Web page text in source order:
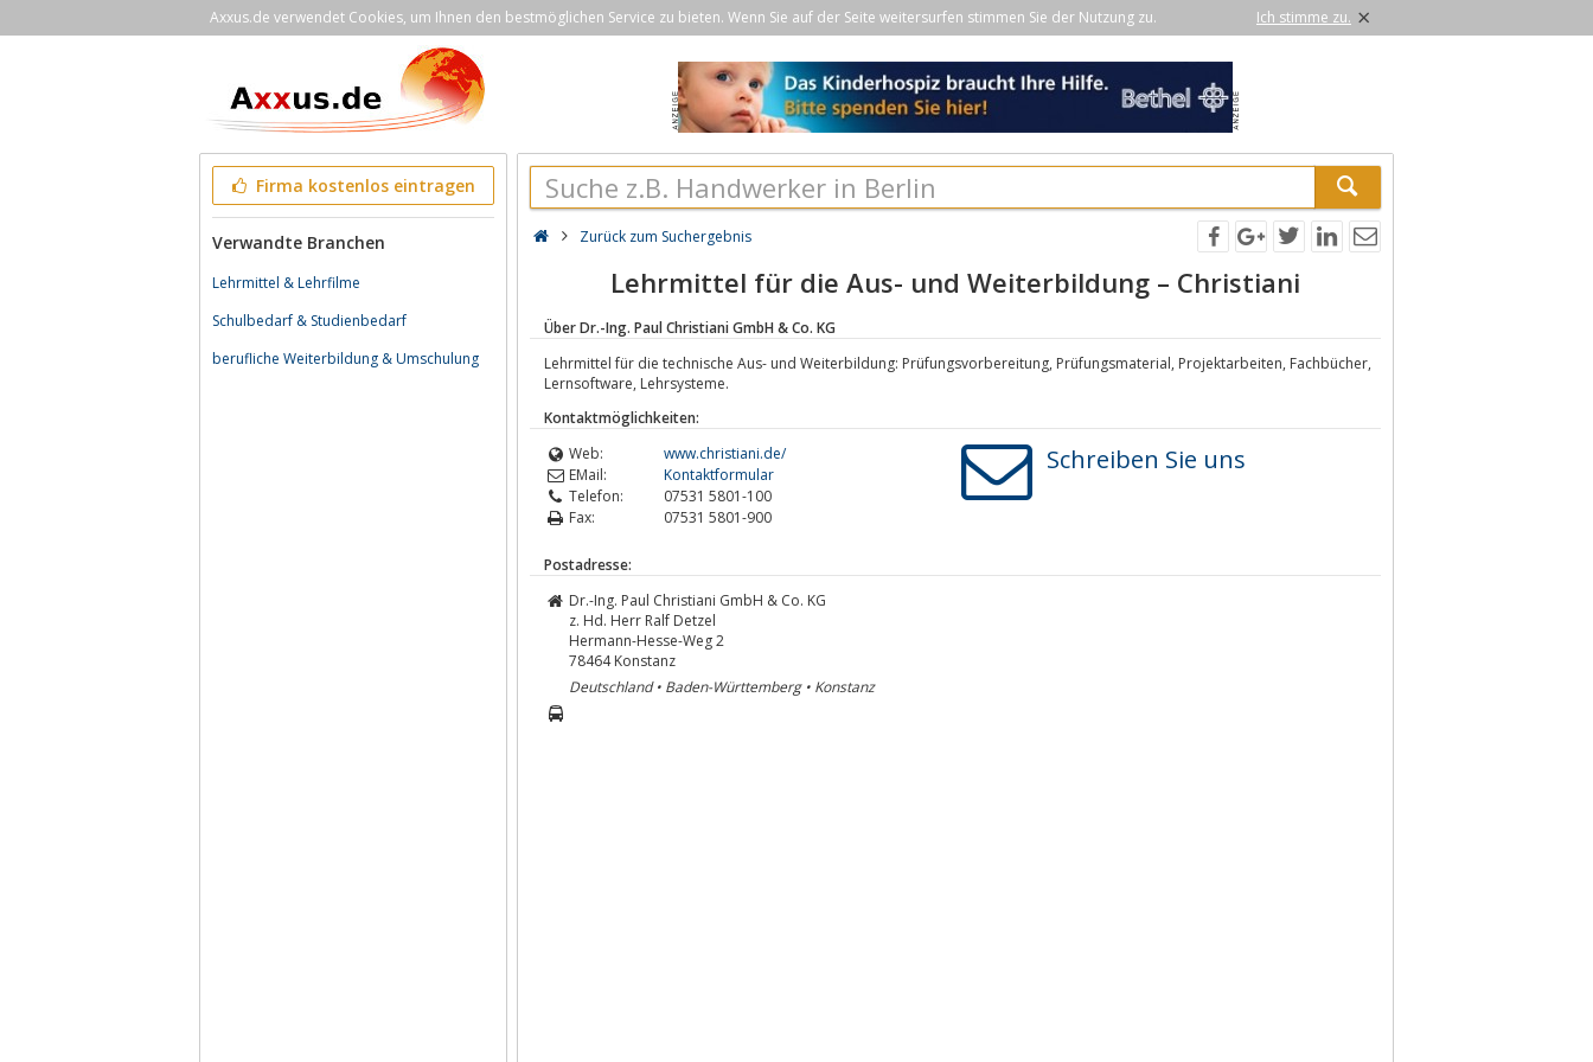
Axxus.de verwendet Cookies, um Ihnen den bestmöglichen Service zu bieten. Wenn Sie auf der Seite weitersurfen stimmen Sie der Nutzung zu. Ich stimme zu. ×
Firma kostenlos eintragen
Verwandte Branchen
Lehrmittel & Lehrfilme
Schulbedarf & Studienbedarf
berufliche Weiterbildung & Umschulung
Zurück zum Suchergebnis
Lehrmittel für die Aus- und Weiterbildung – Christiani
Über Dr.-Ing. Paul Christiani GmbH & Co. KG
Lehrmittel für die technische Aus- und Weiterbildung: Prüfungsvorbereitung, Prüfungsmaterial, Projektarbeiten, Fachbücher,
Lernsoftware, Lehrsysteme.
Kontaktmöglichkeiten:
Web:
www.christiani.de/
EMail:
Kontaktformular
Telefon:
07531 5801-100
Fax:
07531 5801-900
Schreiben Sie uns
Postadresse:
Dr.-Ing. Paul Christiani GmbH & Co. KG
z. Hd. Herr Ralf Detzel
Hermann-Hesse-Weg 2
78464 Konstanz
Deutschland • Baden-Württemberg • Konstanz